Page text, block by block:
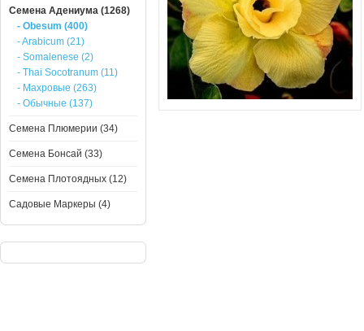
Семена Адениума (1268)
- Obesum (400)
- Arabicum (21)
- Somalenese (2)
- Thai Socotranum (11)
- Махровые (263)
- Обычные (137)
Семена Плюмерии (34)
Семена Бонсай (33)
Семена Плотоядных (12)
Садовые Маркеры (4)